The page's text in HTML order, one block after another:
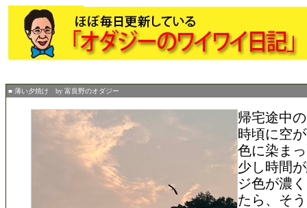
■ 薄い夕焼け by 富良野のオダジー
帰宅途中
時頃に空
色に染ま
少し時間
ジ色が濃
たら、そ